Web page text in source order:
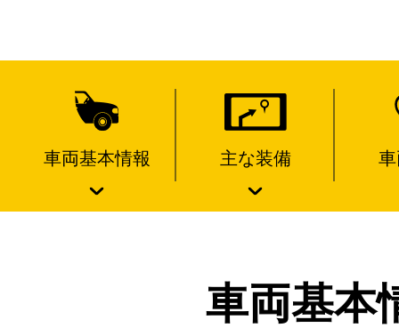
車両基本情報 主な装備
車両基本